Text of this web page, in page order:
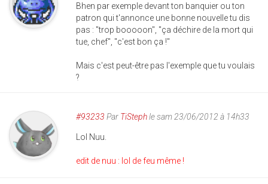
Bhen par exemple devant ton banquier ou ton
patron qui t'annonce une bonne nouvelle tu dis
pas : "trop booooon", "ça déchire de la mort qui
tue, chef", "c'est bon ça !"
Mais c'est peut-être pas l'exemple que tu voulais
?
#93233 Par TiStephle sam 23/06/2012 à 14h33
Lol Nuu.
edit de nuu : lol de feu même !